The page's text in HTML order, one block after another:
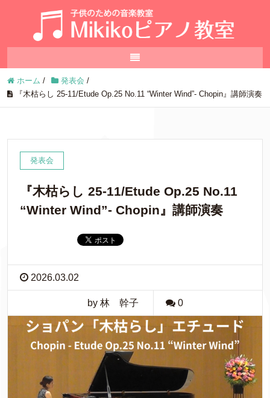
ホーム / 発表会 /
『木枯らし 25-11/Etude Op.25 No.11 “Winter Wind”- Chopin』講師演奏
発表会
『木枯らし 25-11/Etude Op.25 No.11
“Winter Wind”- Chopin』講師演奏
2026.03.02
by 林 幹子 0